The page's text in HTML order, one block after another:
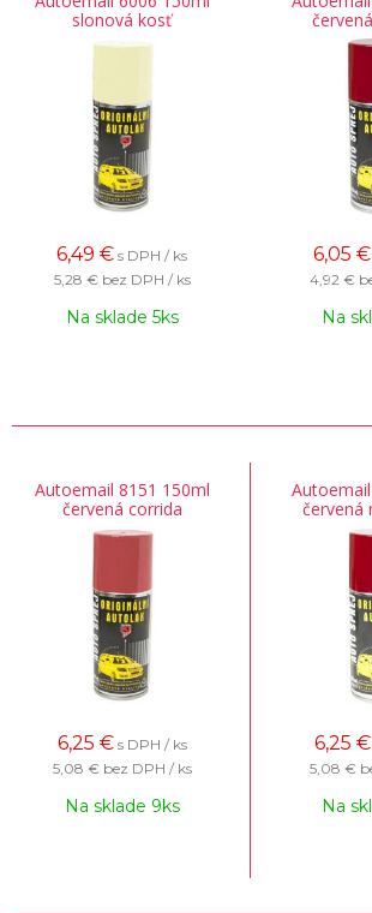
slonová kosť
6,49 € s DPH / ks
5,28 € bez DPH / ks
Na sklade 5ks
6,05 €
4,92 €
Na
Autoemail 8151 150ml
červená corrida
6,25 € s DPH / ks
5,08 € bez DPH / ks
Na sklade 9ks
červená
6,25 €
5,08 €
Na